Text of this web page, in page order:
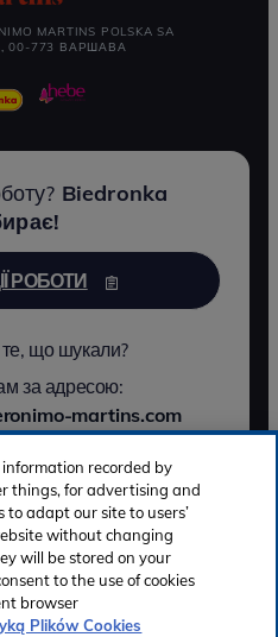
MARTINS POLSKA SA
00-773 ВАРШАВА
Biedronka
РОБОТИ
що шукали?
за адресою:
martins.com
- Усі права захищено
файлів cookie
про порушення
information recorded by
things, for advertising and
to adapt our site to users’
without changing
will be stored on your
to the use of cookies
browser
Plików Cookies